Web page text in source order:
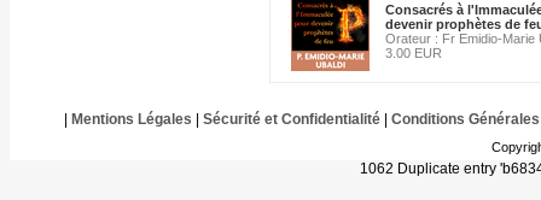
Consacrés à
devenir prophètes de
Orateur : Fr Emidio-Marie
3.00 EUR
Mentions Légales Sécurité et Confidentialité| Conditions Générales
1062 Duplicate entry